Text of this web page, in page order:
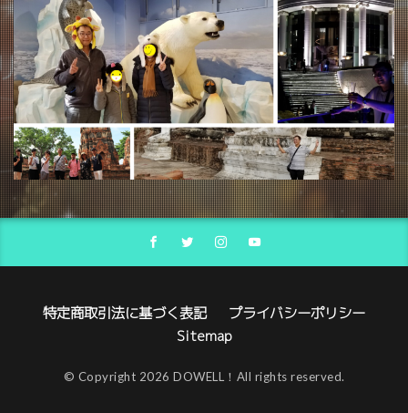
特定商取引法に基づく表記
プライバシーポリシー
Sitemap
© Copyright 2026 DOWELL！All rights reserved.